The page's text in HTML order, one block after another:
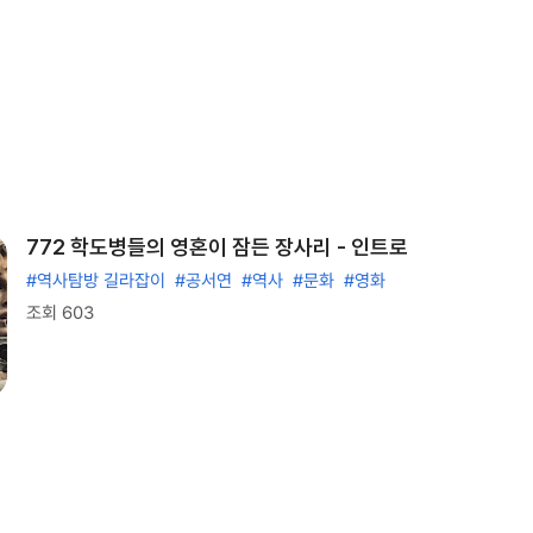
772 학도병들의 영혼이 잠든 장사리 - 인트로
#역사탐방 길라잡이 #공서연 #역사 #문화 #영화
조회 603